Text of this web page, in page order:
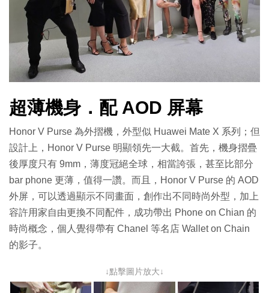
超薄機身．配 AOD 屏幕
Honor V Purse 為外摺機，外型似 Huawei Mate X 系列；但
設計上，Honor V Purse 明顯領先一大截。首先，機身摺疊
後厚度只有 9mm，薄度冠絕全球，相當誇張，甚至比部分
bar phone 更薄，值得一讚。而且，Honor V Purse 的 AOD
外屏，可以透過顯示不同畫面，創作出不同時尚外型，加上
容許用家自由更換不同配件，成功帶出 Phone on Chian 的
時尚概念，個人覺得帶有 Chanel 等名店 Wallet on Chain
的影子。
↓點擊圖片放大↓